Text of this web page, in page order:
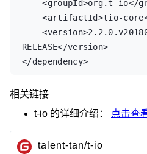
<groupId>org.t-io</
<artifactId>tio-
RELEASE</version>
</dependency>
相关链接
t-io 的详细介绍： 点击查
talent-tan/t-io